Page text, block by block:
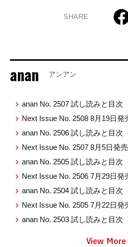
SHARE
anan アンアン
anan No. 2507 試し読みと目次
Next Issue No. 2508 8月19日発
anan No. 2506 試し読みと目次
Next Issue No. 2507 8月5日発売
anan No. 2505 試し読みと目次
Next Issue No. 2506 7月29日発
anan No. 2504 試し読みと目次
Next Issue No. 2505 7月22日発
anan No. 2503 試し読みと目次
View More